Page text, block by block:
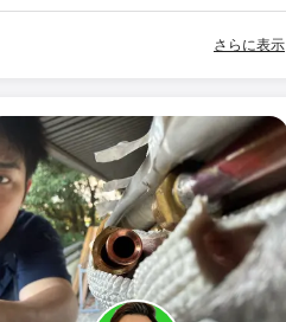
さらに表示